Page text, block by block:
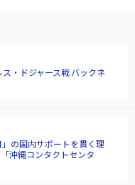
・ドジャース戦 バックネ
の国内サポートを貫く理
沖縄コンタクトセンタ